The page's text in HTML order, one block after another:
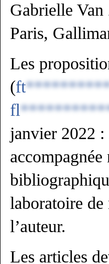
Gabrielle
Paris,
Les
(ft
fl
janvier 2022 :
accompagnée
laboratoire de
l’auteur.
Les articles